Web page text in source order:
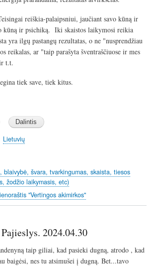
reiškia-palaipsniui, jaučiant savo kūną ir
kūną ir psichiką. Iki skaistos laikymosi reikia
yra ilgų pastangų rezultatas, o ne "nusprendžiau
reikalas, ar "taip parašyta šventraščiuose ir mes
t.t.
tiek save, tiek kitus.
Lietuvių
blaivybė, švara, tvarkingumas, skaista, tiesos
žodžio laikymasis, etc)
"Vertingos akimirkos"
2024.04.30
taip giliai, kad pasieki dugną, atrodo , kad
baigėsi, nes tu atsimušei į dugną. Bet...tavo